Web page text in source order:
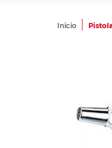
Inicio